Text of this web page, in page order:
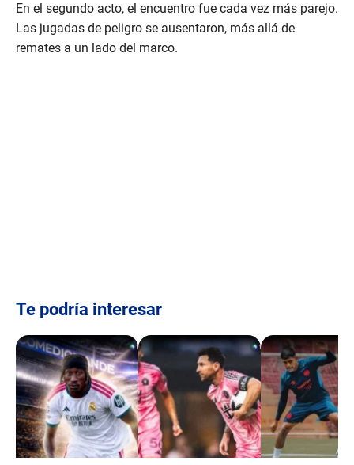
En el segundo acto, el encuentro fue cada vez más parejo.
Las jugadas de peligro se ausentaron, más allá de
remates a un lado del marco.
Te podría interesar